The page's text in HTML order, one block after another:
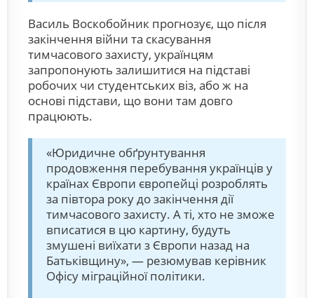
Василь Воскобойник прогнозує, що після
закінчення війни та скасування
тимчасового захисту, українцям
запропонують залишитися на підставі
робочих чи студентських віз, або ж на
основі підстави, що вони там довго
працюють.
«Юридичне обґрунтування
продовження перебування українців у
країнах Європи європейці розроблять
за півтора року до закінчення дії
тимчасового захисту. А ті, хто не зможе
вписатися в цю картину, будуть
змушені виїхати з Європи назад на
Батьківщину», — резюмував керівник
Офісу міграційної політики.